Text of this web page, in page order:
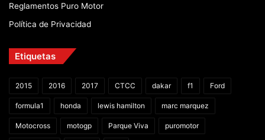
Reglamentos Puro Motor
Política de Privacidad
Etiquetas
2015 2016 2017 CTCC dakar f1 Ford
formula1 honda lewis hamilton marc marquez
Motocross motogp Parque Viva puromotor